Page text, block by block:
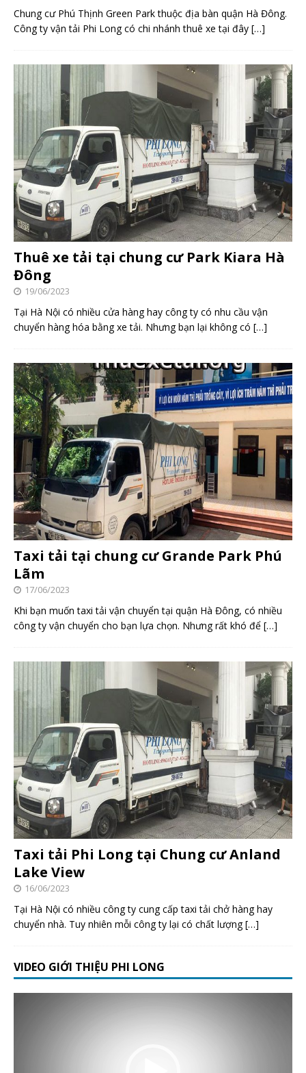
Chung cư Phú Thịnh Green Park thuộc địa bàn quận Hà Đông.
Công ty vận tải Phi Long có chi nhánh thuê xe tại đây […]
Thuê xe tải tại chung cư Park Kiara Hà
Đông
19/06/2023
Tại Hà Nội có nhiều cửa hàng hay công ty có nhu cầu vận
chuyển hàng hóa bằng xe tải. Nhưng bạn lại không có […]
Taxi tải tại chung cư Grande Park Phú
Lãm
17/06/2023
Khi bạn muốn taxi tải vận chuyển tại quận Hà Đông, có nhiều
công ty vận chuyển cho bạn lựa chọn. Nhưng rất khó để […]
Taxi tải Phi Long tại Chung cư Anland
Lake View
16/06/2023
Tại Hà Nội có nhiều công ty cung cấp taxi tải chở hàng hay
chuyển nhà. Tuy nhiên mỗi công ty lại có chất lượng[…]
VIDEO GIỚI THIỆU PHI LONG